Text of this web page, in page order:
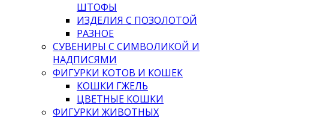
ШТОФЫ
ИЗДЕЛИЯ С ПОЗОЛОТОЙ
РАЗНОЕ
СУВЕНИРЫ С СИМВОЛИКОЙ И
НАДПИСЯМИ
ФИГУРКИ КОТОВ И КОШЕК
КОШКИ ГЖЕЛЬ
ЦВЕТНЫЕ КОШКИ
ФИГУРКИ ЖИВОТНЫХ